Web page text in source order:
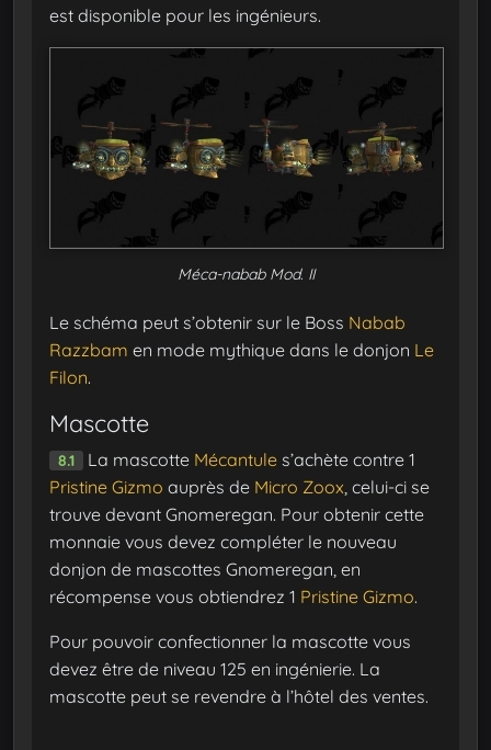
est disponible pour les ingénieurs.
Méca-nabab Mod. II
Le schéma peut s’obtenir sur le Boss Nabab
Razzbam en mode mythique dans le donjon Le
Filon.
Mascotte
8.1 La mascotte Mécantule s’achète contre 1
Pristine Gizmo auprès de Micro Zoox, celui-ci se
trouve devant Gnomeregan. Pour obtenir cette
monnaie vous devez compléter le nouveau
donjon de mascottes Gnomeregan, en
récompense vous obtiendrez 1 Pristine Gizmo.
Pour pouvoir confectionner la mascotte vous
devez être de niveau 125 en ingénierie. La
mascotte peut se revendre à l’hôtel des ventes.